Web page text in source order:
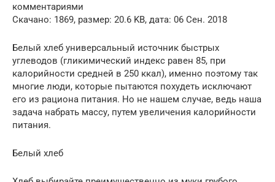
комментариями
Скачано: 1869, размер: 20.6 KB, дата: 06 Сен. 2018
Белый хлеб универсальный источник быстрых
углеводов (гликимический индекс равен 85, при
калорийности средней в 250 ккал), именно поэтому так
многие люди, которые пытаются похудеть исключают
его из рациона питания. Но не нашем случае, ведь наша
задача набрать массу, путем увеличения калорийности
питания.
Белый хлеб